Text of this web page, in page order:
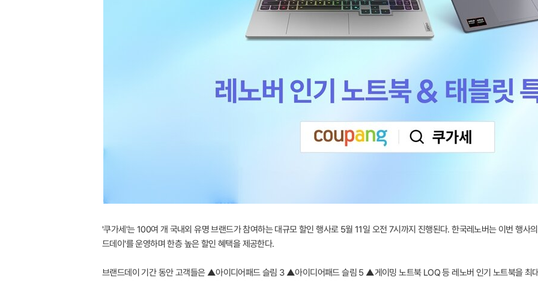
'쿠가세'는 100여 개 국내외 유명 브랜드가 참여하는 대규모 할인 행사로 5월 11일 오전 7시까지 진행된다. 한국레노버는 이번 행사
드데이'를 운영하며 한층 높은 할인 혜택을 제공한다.
브랜드데이 기간 동안 고객들은 ▲아이디어패드 슬림 3 ▲아이디어패드 슬림 5 ▲게이밍 노트북 LOQ 등 레노버 인기 노트북을 최